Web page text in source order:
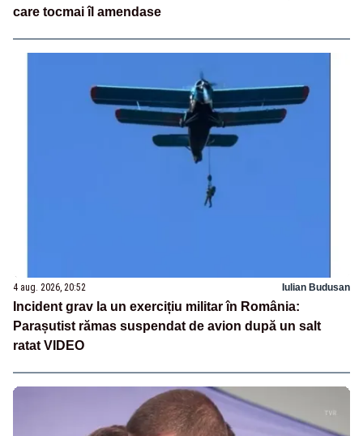
care tocmai îl amendase
4 aug. 2026, 20:52 Iulian Budusan
Incident grav la un exercițiu militar în România:
Parașutist rămas suspendat de avion după un salt
ratat VIDEO